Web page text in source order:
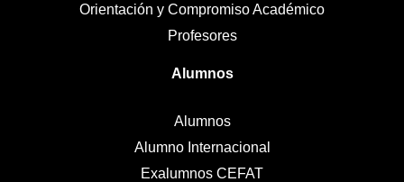
Orientación y Compromiso Académico
Profesores
Alumnos
Alumnos
Alumno Internacional
Exalumnos CEFAT